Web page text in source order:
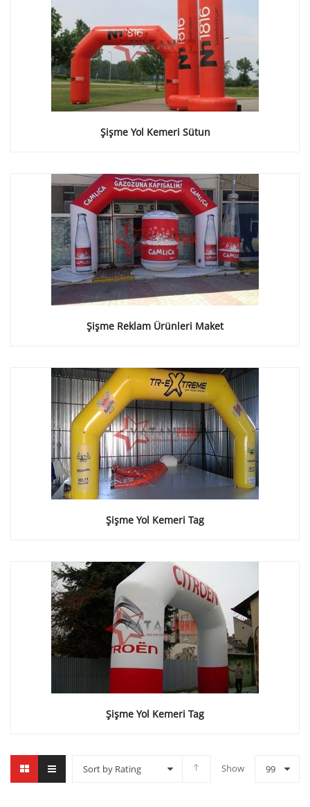
Şişme Yol Kemeri Sütun
Şişme Reklam Ürünleri Maket
Şişme Yol Kemeri Tag
Şişme Yol Kemeri Tag
Sort by Rating Show 99